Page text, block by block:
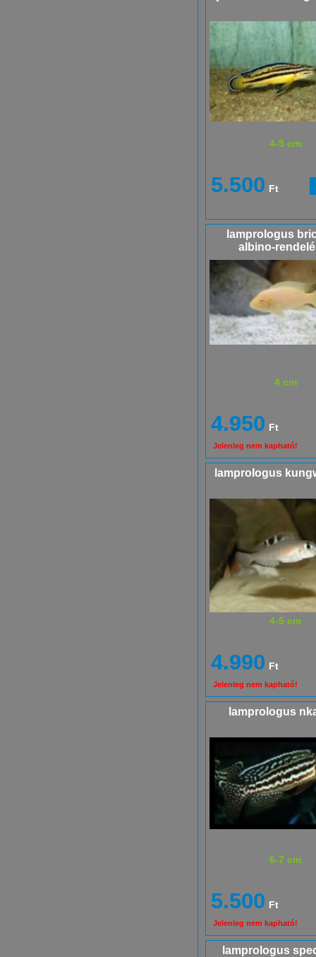
4-5 cm
5.500 Ft
lamprologus
albino-
4 cm
4.950 Ft
Jelenleg nem kapható!
lamprologus
4-5 cm
4.990 Ft
Jelenleg nem kapható!
lamprologus
6-7 cm
5.500 Ft
Jelenleg nem kapható!
lamprologus